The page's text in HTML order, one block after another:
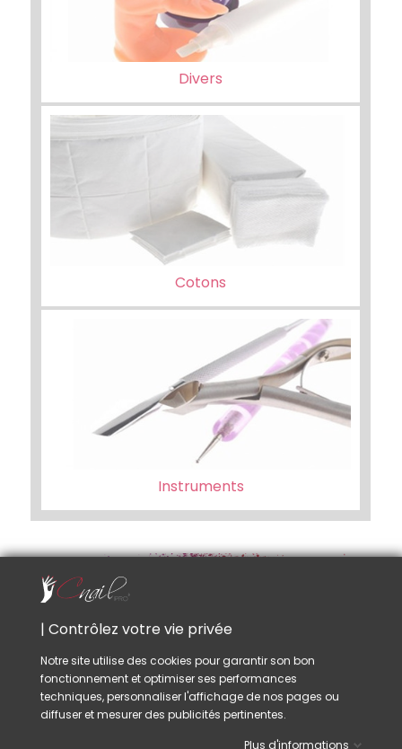
Divers
Cotons
Instruments
Livraison Rapide
Toutes les commandes passées et payées
| Contrôlez votre vie privée
Notre site utilise des cookies pour garantir son bon
fonctionnement et optimiser ses performances
techniques, personnaliser l'affichage de nos pages ou
diffuser et mesurer des publicités pertinentes.
Plus d'informations